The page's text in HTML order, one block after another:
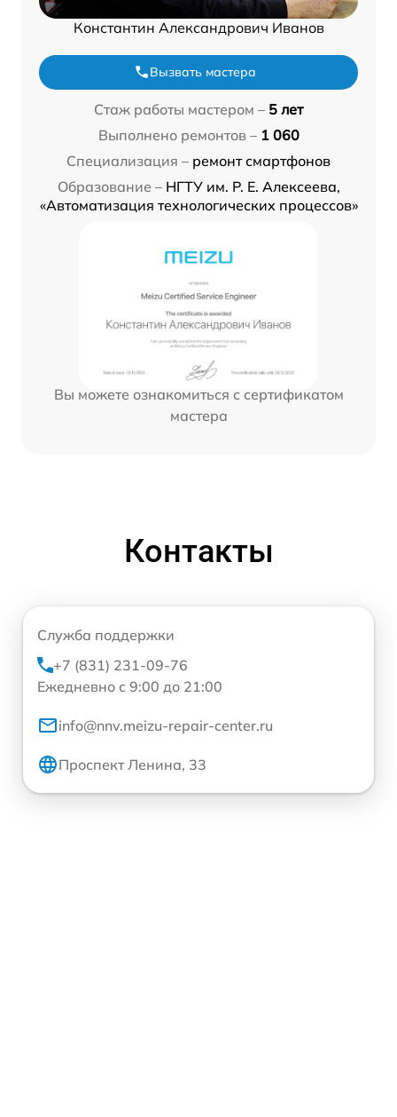
Константин Александрович Иванов
Вызвать мастера
Стаж работы мастером – 5 лет
Выполнено ремонтов – 1 060
Специализация – ремонт смартфонов
Образование – НГТУ им. Р. Е. Алексеева,
«Автоматизация технологических процессов»
Вы можете ознакомиться с сертификатом
мастера
Контакты
Служба поддержки
+7 (831) 231-09-76
Ежедневно с 9:00 до 21:00
info@nnv.meizu-repair-center.ru
Проспект Ленина, 33